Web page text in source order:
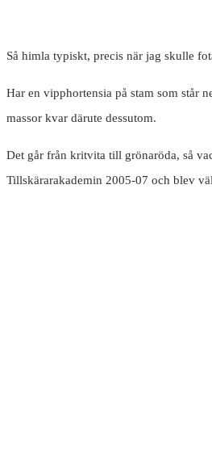
Så himla typiskt, precis när jag skulle
Har en vipphortensia på stam som står
massor kvar därute dessutom.
Det går från kritvita till grönaröda, så
Tillskärarakademin 2005-07 och blev